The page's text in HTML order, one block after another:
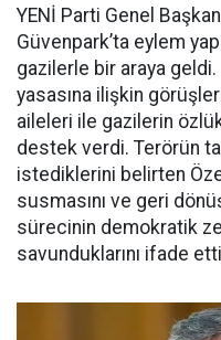
YENİ Parti Genel
Güvenpark’ta eylem
gazilerle bir araya
yasasına ilişkin
aileleri ile gazilerin
destek verdi. Terörün
istediklerini belirten
susmasını ve geri
sürecinin demokratik
savunduklarını ifade